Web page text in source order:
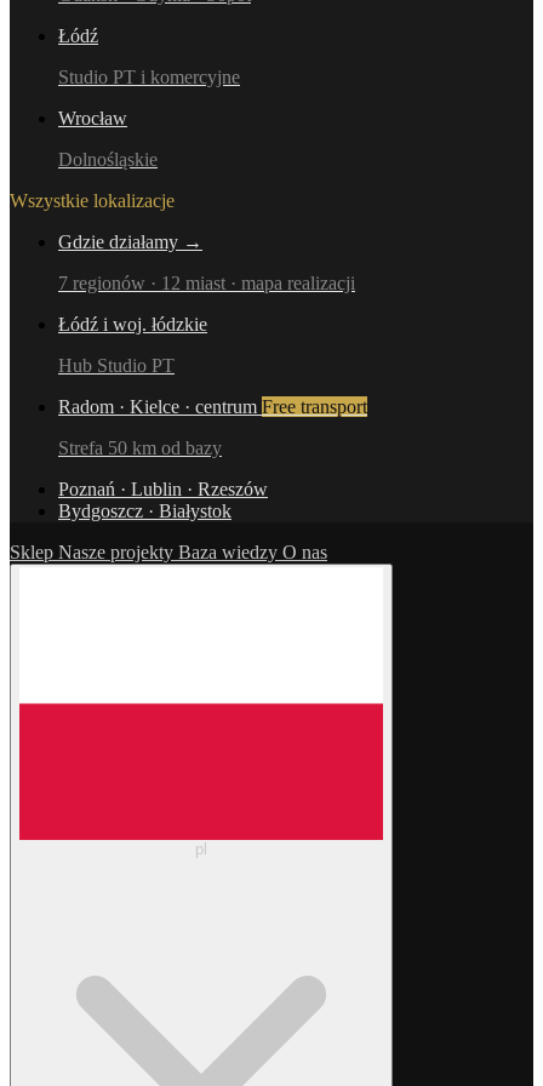
Łódź
Studio PT i komercyjne
Wrocław
Dolnośląskie
Wszystkie lokalizacje
Gdzie działamy →
7 regionów · 12 miast · mapa realizacji
Łódź i woj. łódzkie
Hub Studio PT
Radom · Kielce · centrum Free transport
Strefa 50 km od bazy
Poznań · Lublin · Rzeszów
Bydgoszcz · Białystok
Sklep Nasze projekty Baza wiedzy O nas
pl